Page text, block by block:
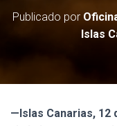
Publicado por
Islas
—Islas Canarias, 12